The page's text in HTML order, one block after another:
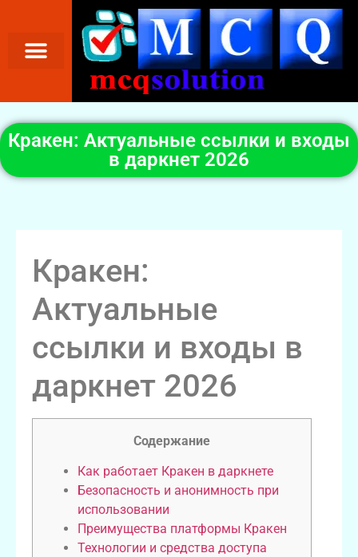
Кракен: Актуальные ссылки и входы
в даркнет 2026
Кракен:
Актуальные
ссылки и входы в
даркнет 2026
Содержание
Как работает Кракен в даркнете
Безопасность и анонимность при
использовании
Преимущества платформы Кракен
Технологии и средства доступа